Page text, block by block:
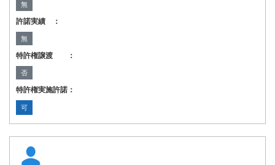
無
許諾実績 ：
無
特許権譲渡 ：
否
特許権実施許諾：
可